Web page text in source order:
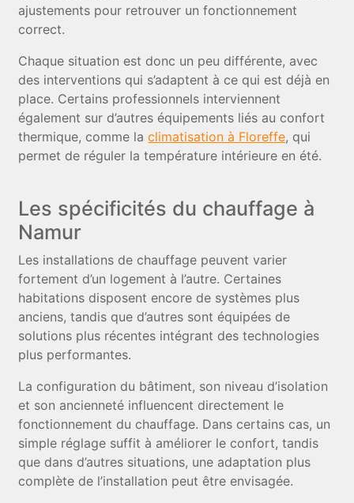
ajustements pour retrouver un fonctionnement
correct.
Chaque situation est donc un peu différente, avec
des interventions qui s’adaptent à ce qui est déjà en
place. Certains professionnels interviennent
également sur d’autres équipements liés au confort
thermique, comme laclimatisation à Floreffe, qui
permet de réguler la température intérieure en été.
Les spécificités du chauffage à
Namur
Les installations de chauffage peuvent varier
fortement d’un logement à l’autre. Certaines
habitations disposent encore de systèmes plus
anciens, tandis que d’autres sont équipées de
solutions plus récentes intégrant des technologies
plus performantes.
La configuration du bâtiment, son niveau d’isolation
et son ancienneté influencent directement le
fonctionnement du chauffage. Dans certains cas, un
simple réglage suffit à améliorer le confort, tandis
que dans d’autres situations, une adaptation plus
complète de l’installation peut être envisagée.